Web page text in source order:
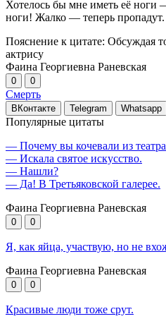
Хотелось бы мне иметь её ноги
ноги! Жалко — теперь пропадут.
Пояснение к цитате: Обсуждая
актрису
Фаина Георгиевна Раневская
0 0
Смерть
ВКонтакте Telegram Whatsapp
Популярные цитаты
— Почему вы кочевали из театра
— Искала святое искусство.
— Нашли?
— Да! В Третьяковской галерее.
Фаина Георгиевна Раневская
0 0
Я, как яйца, участвую, но не
Фаина Георгиевна Раневская
0 0
Красивые люди тоже срут.